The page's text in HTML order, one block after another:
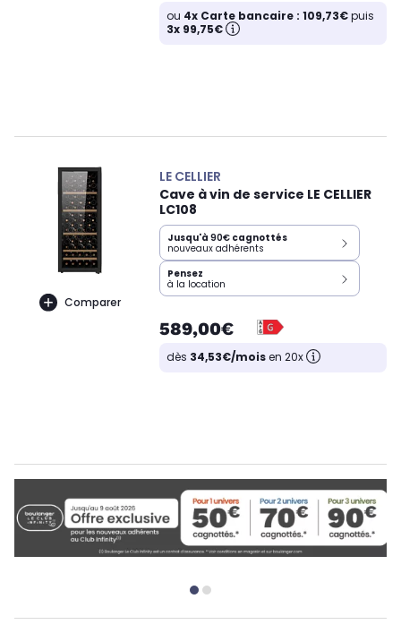
ou 4x Carte bancaire : 109,73€puis
3x 99,75€
Comparer
LE CELLIER
Cave à vin de service LE CELLIER
LC108
Jusqu'à 90€ cagnottés
nouveaux adhérents
Pensez
à la location
589,00€
dès 34,53€/moisen 20x